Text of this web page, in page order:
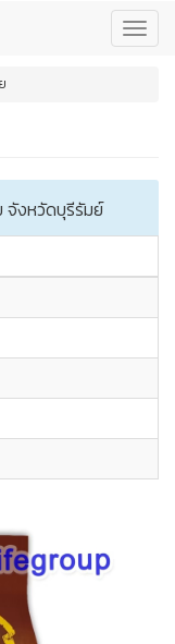
จังหวัดบุรีรัมย์